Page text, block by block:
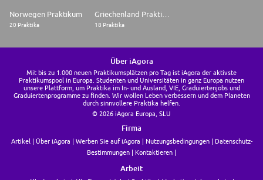
Norwegen Praktikum
20 Praktika 18 Praktika
Über iAgora
Mit bis zu 1.000 neuen Praktikumsplätzen pro Tag ist iAgora der aktivste
Praktikumspool in Europa. Studenten und Universitäten in ganz Europa nutzen
unsere Plattform, um Praktika im In- und Ausland, VIE, Graduiertenjobs und
Graduiertenprogramme zu finden. Wir wollen Leben verbessern und dem Planeten
durch sinnvollere Praktika helfen.
© 2026 iAgora Europa, SLU
Firma
Artikel Über iAgora Werben Sie auf iAgora Nutzungsbedingungen
Datenschutz-
Bestimmungen
Kontaktieren
Arbeit